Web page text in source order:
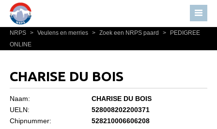
Home
Nieuws
Bestuur NRPS
Informatie
NRPS > Veulens en merries > Zoek een NRPS paard >
PEDIGREE
ONLINE
CHARISE DU BOIS
Naam:
CHARISE DU BOIS
UELN:
528008202200371
Chipnummer:
528210006606208